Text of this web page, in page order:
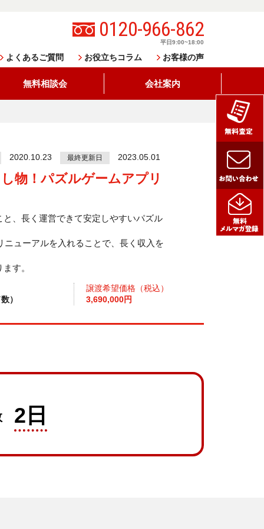
0120-966-862
平日9:00~18:00
よくあるご質問 お役立ちコラム お客様の声
無料相談会 会社案内
2020.10.23 最終更新日 2023.05.01
物！パズルゲームアプリ
、長く運営できて安定しやすいパズル
ューアルを入れることで、長く収入を
す。
）
譲渡希望価格（税込）
3,690,000円
2日